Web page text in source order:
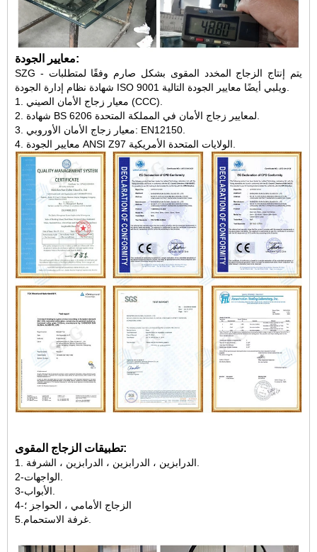
معايير الجودة:
SZG - يتم إنتاج الزجاج المخدد المقوى بشكل صارم وفقًا لمتطلبات
شهادة نظام إدارة الجودة ISO 9001 ويلبي أيضًا معايير الجودة التالية.
1. معيار زجاج الأمان الصيني (CCC).
2. شهادة BS 6206 لمعايير زجاج الأمان في المملكة المتحدة.
3. معيار زجاج الأمان الأوروبي: EN12150.
4. معايير الجودة ANSI Z97 الولايات المتحدة الأمريكية.
تطبيقات الزجاج المقوى:
1. الدرابزين ، الدرابزين ، الدرابزين ، الشرفة.
2-الواجهات.
3-الأبواب.
4-الزجاج الأمامي ، الحواجز ؛
5.غرفة الاستحمام.